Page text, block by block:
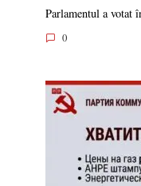
Parlamentul a votat
0